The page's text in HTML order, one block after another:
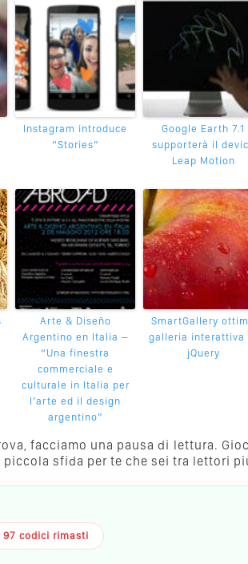
Instagram introduce
“Stories”
Google Earth 7.1
supporterà il
Leap Motion
Arte & Diseño
Argentino en Italia –
“Una finestra
commerciale e
culturale in Italia per
l’arte ed il design
argentino”
SmartGallery
galleria interattiva
jQuery
facciamo una pausa di lettura.
piccola sfida per te che sei tra lettori
97 codici rimasti